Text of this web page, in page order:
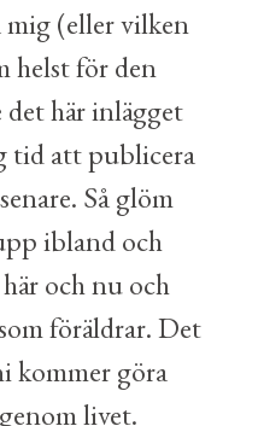
(eller vilken
helst för den
här inlägget
tid att publicera
Så glöm
ibland och
och nu och
föräldrar. Det
kommer göra
livet.